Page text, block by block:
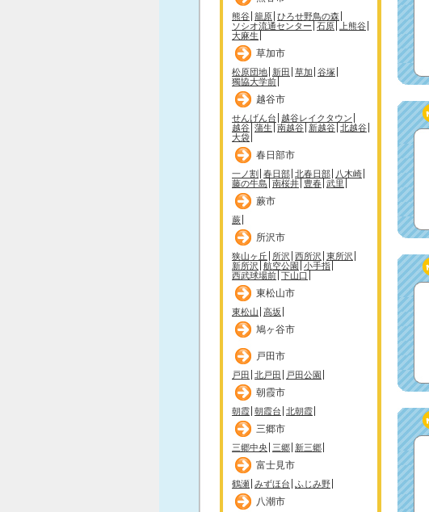
熊谷 籠原 ひろせ野鳥の森
ソシオ流通センター 石原
上熊谷
大麻生
草加市
松原団地 新田 草加 谷塚
獨協大学前
越谷市
せんげん台 越谷レイクタウン
越谷 蒲生 南越谷 新越谷 北越谷
大袋
春日部市
一ノ割 春日部 北春日部
八木崎
藤の牛島 南桜井 豊春 武里
蕨市
蕨
所沢市
狭山ヶ丘 所沢 西所沢 東所沢
新所沢 航空公園
小手指
西武球場前 下山口
東松山市
東松山 高坂
鳩ヶ谷市
戸田市
戸田 北戸田 戸田公園
朝霞市
朝霞 朝霞台 北朝霞
三郷市
三郷中央 三郷 新三郷
富士見市
鶴瀬 みずほ台 ふじみ野
八潮市